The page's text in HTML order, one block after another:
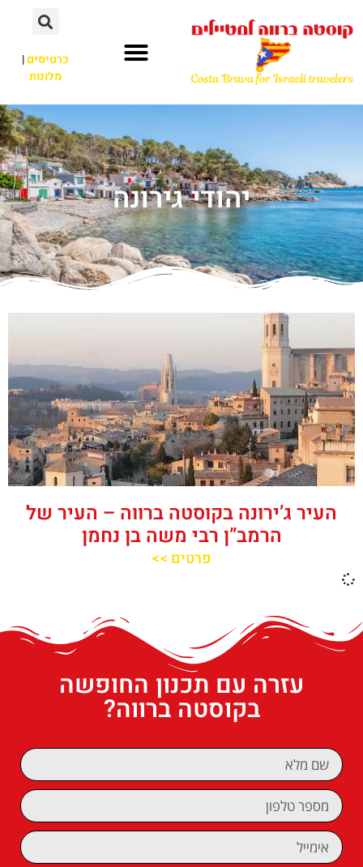
כרטיסים|
מלונות
יהודי גירונה
העיר ג’ירונה בקוסטה ברווה – העיר של
הרמב”ן רבי משה בן נחמן
פרטים >>
עזרה עם תכנון החופשה
בקוסטה ברווה?